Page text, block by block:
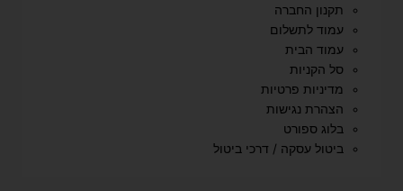
תקנון החברה
עמוד לתשלום
עמוד הבית
סל הקניות
מדיניות פרטיות
הצהרת נגישות
בלוג ספורט
ביטול עסקה / דרכי ביטול